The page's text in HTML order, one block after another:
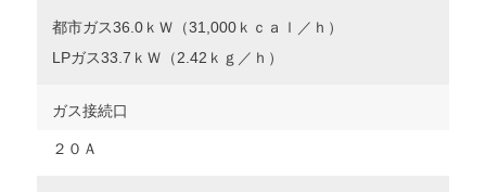
都市ガス36.0ｋＷ（31,000ｋｃａｌ／ｈ）
LPガス33.7ｋＷ（2.42ｋｇ／ｈ）
ガス接続口
２０Ａ